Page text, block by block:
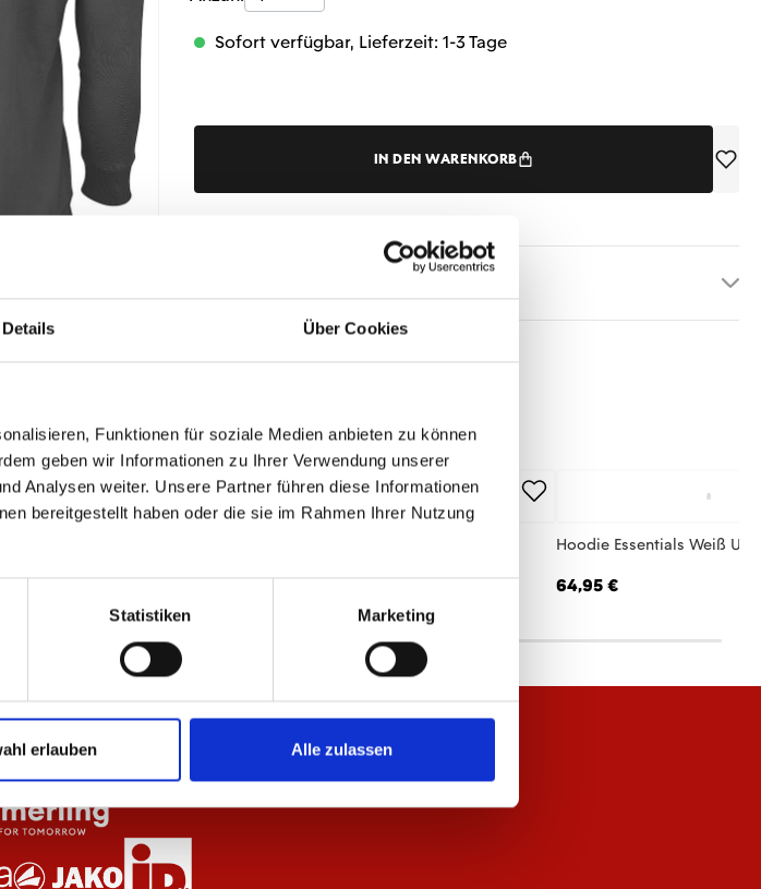
Details Über Cookies
Funktionen für soziale Medien anbieten zu können
geben wir Informationen zu Ihrer Verwendung unserer
Analysen weiter. Unsere Partner führen diese Informationen
bereitgestellt haben oder die sie im Rahmen Ihrer Nutzung
Statistiken Marketing
erlauben Alle zulassen
Sofort verfügbar, Lieferzeit: 1-3 Tage
IN DEN WARENKORB
69,95 €
Hoodie Essentials Weiß
64,95 €